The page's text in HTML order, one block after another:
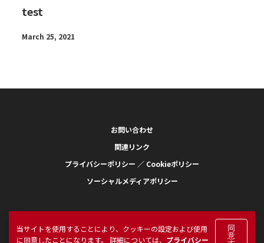
当サイトを使用することにより、クッキーの設定および使用
に同意したことになります。 詳細については、 プライバシー
同
意
test
March 25, 2021
お問い合わせ
関連リンク
プライバシーポリシー ／ Cookieポリシー
ソーシャルメディアポリシー